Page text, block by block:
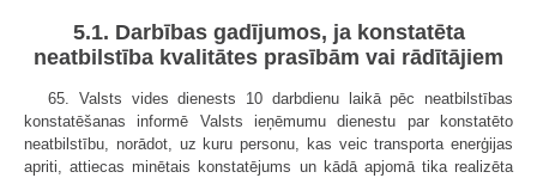
5.1. Darbības gadījumos, ja konstatēta
neatbilstība kvalitātes prasībām vai rādītājiem
65. Valsts vides dienests 10 darbdienu laikā pēc neatbilstības
konstatēšanas informē Valsts ieņēmumu dienestu par konstatēto
neatbilstību, norādot, uz kuru personu, kas veic transporta enerģijas
apriti, attiecas minētais konstatējums un kādā apjomā tika realizēta